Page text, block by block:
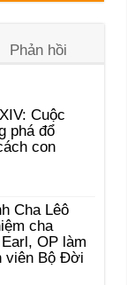
Phản hồi
Cuộc
phá đổ
con
Cha Lêô
cha
OP làm
viên Bộ Đời